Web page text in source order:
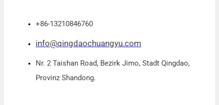
+86-13210846760
info@qingdaochuangyu.com
Nr. 2 Taishan Road, Bezirk Jimo, Stadt Qingdao,
Provinz Shandong.